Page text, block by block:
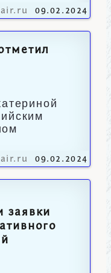
09.02.2024
09.02.2024
заявки